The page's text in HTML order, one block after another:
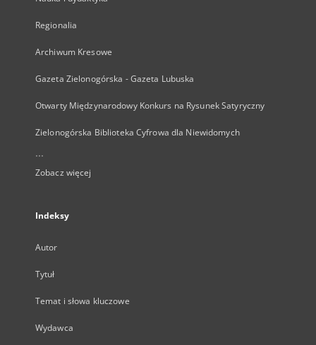
Regionalia
Archiwum Kresowe
Gazeta Zielonogórska - Gazeta Lubuska
Otwarty Międzynarodowy Konkurs na Rysunek Satyryczny
Zielonogórska Biblioteka Cyfrowa dla Niewidomych
...
Zobacz więcej
Indeksy
Autor
Tytuł
Temat i słowa kluczowe
Wydawca